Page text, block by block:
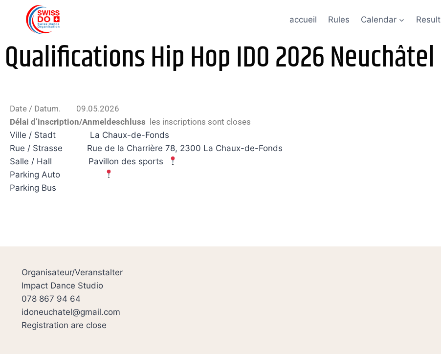
accueil Rules Calendar
Qualifications Hip Hop IDO 2026 Neuchâtel
Date / Datum. 09.05.2026
Délai d’inscription/Anmeldeschluss les inscriptions sont closes
Ville / Stadt La Chaux-de-Fonds
Rue / Strasse Rue de la Charrière 78, 2300 La Chaux-de-Fonds
Salle / Hall Pavillon des sports
Parking Auto
Parking Bus
Organisateur/Veranstalter
Impact Dance Studio
078 867 94 64
idoneuchatel@gmail.com
Registration are close